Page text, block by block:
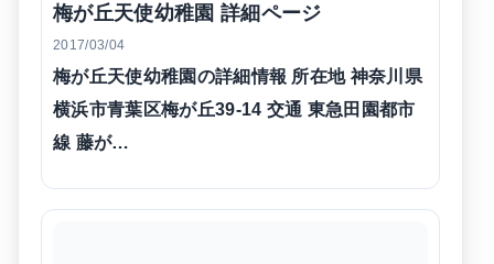
梅が丘天使幼稚園 詳細ページ
2017/03/04
梅が丘天使幼稚園の詳細情報 所在地 神奈川県
横浜市青葉区梅が丘39-14 交通 東急田園都市
線 藤が…